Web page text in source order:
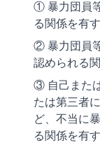
① 暴力団員
る関係を有
② 暴力団員
認められる
③ 自己また
たは第三者
ど、不当に
る関係を有